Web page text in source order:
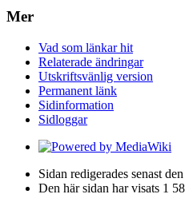
Mer
Vad som länkar hit
Relaterade ändringar
Utskriftsvänlig version
Permanent länk
Sidinformation
Sidloggar
Sidan redigerades senast
Den här sidan har visats 1